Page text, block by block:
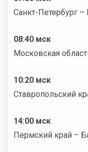
Санкт-Петербург –
08:40 мск
Московская
10:20 мск
Ставропольский
14:00 мск
Пермский край –